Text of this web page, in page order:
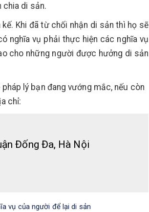
chia di sản.
Khi đã từ chối nhận di sản thì họ sẽ
nghĩa vụ phải thực hiện các nghĩa vụ
cho những người được hưởng di sản
lý bạn đang vướng mắc, nếu còn
chỉ:
Đống Đa, Hà Nội
vụ của người để lại di sản